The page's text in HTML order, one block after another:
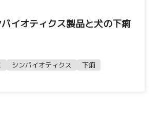
イオティクス製品と犬の下痢
シンバイオティクス 下痢